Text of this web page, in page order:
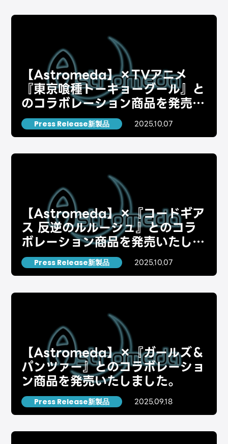
【Astromeda】×TVアニメ
『東京喰種トーキョーグール』と
のコラボレーション商品を発売い
たしました。 #3
Press Release新製品 2025.10.07
【Astromeda】×『コードギア
ス 反逆のルルーシュ』とのコラ
ボレーション商品を発売いたしま
した。
Press Release新製品 2025.10.07
【Astromeda】×『ガールズ＆
パンツァー』とのコラボレーショ
ン商品を発売いたしました。
Press Release新製品 2025.09.18